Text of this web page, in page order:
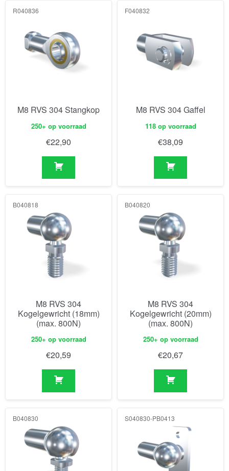
R040836
M8 RVS 304 Stangkop
250+ op voorraad
€22,90
F040832
M8 RVS 304 Gaffel
118 op voorraad
€38,09
B040818
M8 RVS 304
Kogelgewricht (18mm)
(max. 800N)
250+ op voorraad
€20,59
B040820
M8 RVS 304
Kogelgewricht (20mm)
(max. 800N)
250+ op voorraad
€20,67
B040830 S040830-PB0413